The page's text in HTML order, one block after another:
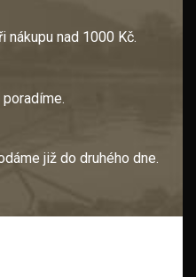
nákupu nad 1000 Kč.
již do druhého dne.